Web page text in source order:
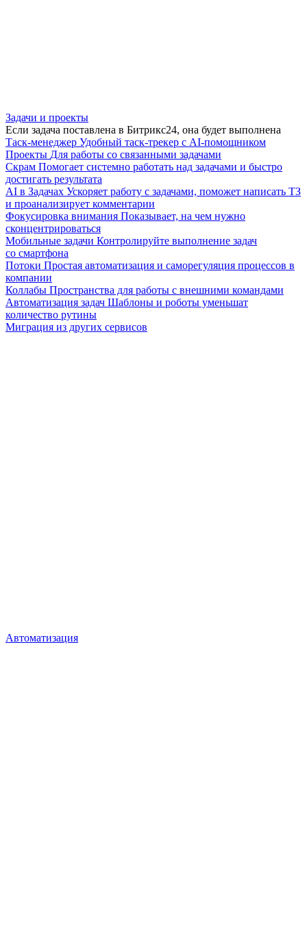
Задачи и проекты
Если задача поставлена в Битрикс24, она будет выполнена
Таск-менеджер Удобный таск-трекер с AI-помощником
Проекты Для работы со связанными задачами
Скрам Помогает системно работать над задачами и быстро
достигать результата
AI в Задачах Ускоряет работу с задачами, поможет написать ТЗ
и проанализирует комментарии
Фокусировка внимания Показывает, на чем нужно
сконцентрироваться
Мобильные задачи Контролируйте выполнение задач
со смартфона
Потоки Простая автоматизация и саморегуляция процессов в
компании
Коллабы Пространства для работы с внешними командами
Автоматизация задач Шаблоны и роботы уменьшат
количество рутины
Миграция из других сервисов
Автоматизация